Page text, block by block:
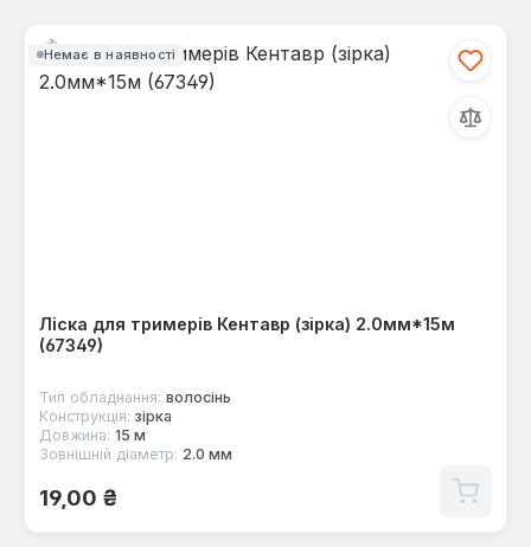
Немає в наявності
Ліска для тримерів Кентавр (зірка) 2.0мм*15м
(67349)
Тип обладнання: волосінь
Конструкція: зірка
Довжина: 15 м
Зовнішній діаметр: 2.0 мм
Звичайна ціна:
19,00 ₴